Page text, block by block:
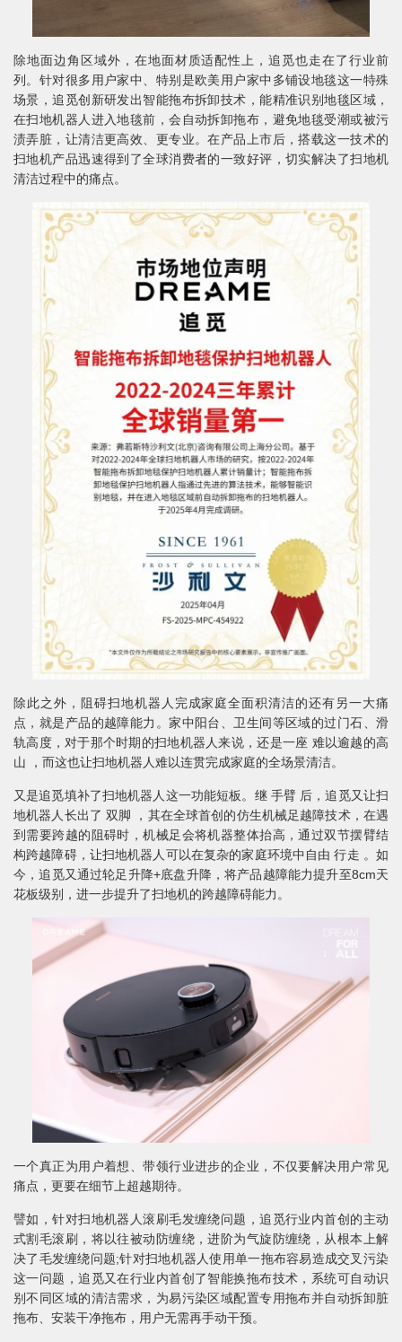
除地面边角区域外，在地面材质适配性上，追觅也走在了行业前
列。针对很多用户家中、特别是欧美用户家中多铺设地毯这一特殊
场景，追觅创新研发出智能拖布拆卸技术，能精准识别地毯区域，
在扫地机器人进入地毯前，会自动拆卸拖布，避免地毯受潮或被污
渍弄脏，让清洁更高效、更专业。在产品上市后，搭载这一技术的
扫地机产品迅速得到了全球消费者的一致好评，切实解决了扫地机
清洁过程中的痛点。
除此之外，阻碍扫地机器人完成家庭全面积清洁的还有另一大痛
点，就是产品的越障能力。家中阳台、卫生间等区域的过门石、滑
轨高度，对于那个时期的扫地机器人来说，还是一座 难以逾越的高
山 ，而这也让扫地机器人难以连贯完成家庭的全场景清洁。
又是追觅填补了扫地机器人这一功能短板。继 手臂 后，追觅又让扫
地机器人长出了 双脚 ，其在全球首创的仿生机械足越障技术，在遇
到需要跨越的阻碍时，机械足会将机器整体抬高，通过双节摆臂结
构跨越障碍，让扫地机器人可以在复杂的家庭环境中自由 行走 。如
今，追觅又通过轮足升降+底盘升降，将产品越障能力提升至8cm天
花板级别，进一步提升了扫地机的跨越障碍能力。
一个真正为用户着想、带领行业进步的企业，不仅要解决用户常见
痛点，更要在细节上超越期待。
譬如，针对扫地机器人滚刷毛发缠绕问题，追觅行业内首创的主动
式割毛滚刷，将以往被动防缠绕，进阶为气旋防缠绕，从根本上解
决了毛发缠绕问题;针对扫地机器人使用单一拖布容易造成交叉污染
这一问题，追觅又在行业内首创了智能换拖布技术，系统可自动识
别不同区域的清洁需求，为易污染区域配置专用拖布并自动拆卸脏
拖布、安装干净拖布，用户无需再手动干预。